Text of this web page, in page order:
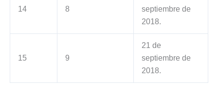
14 8
septiembre de
2018.
15 9
21 de
septiembre de
2018.